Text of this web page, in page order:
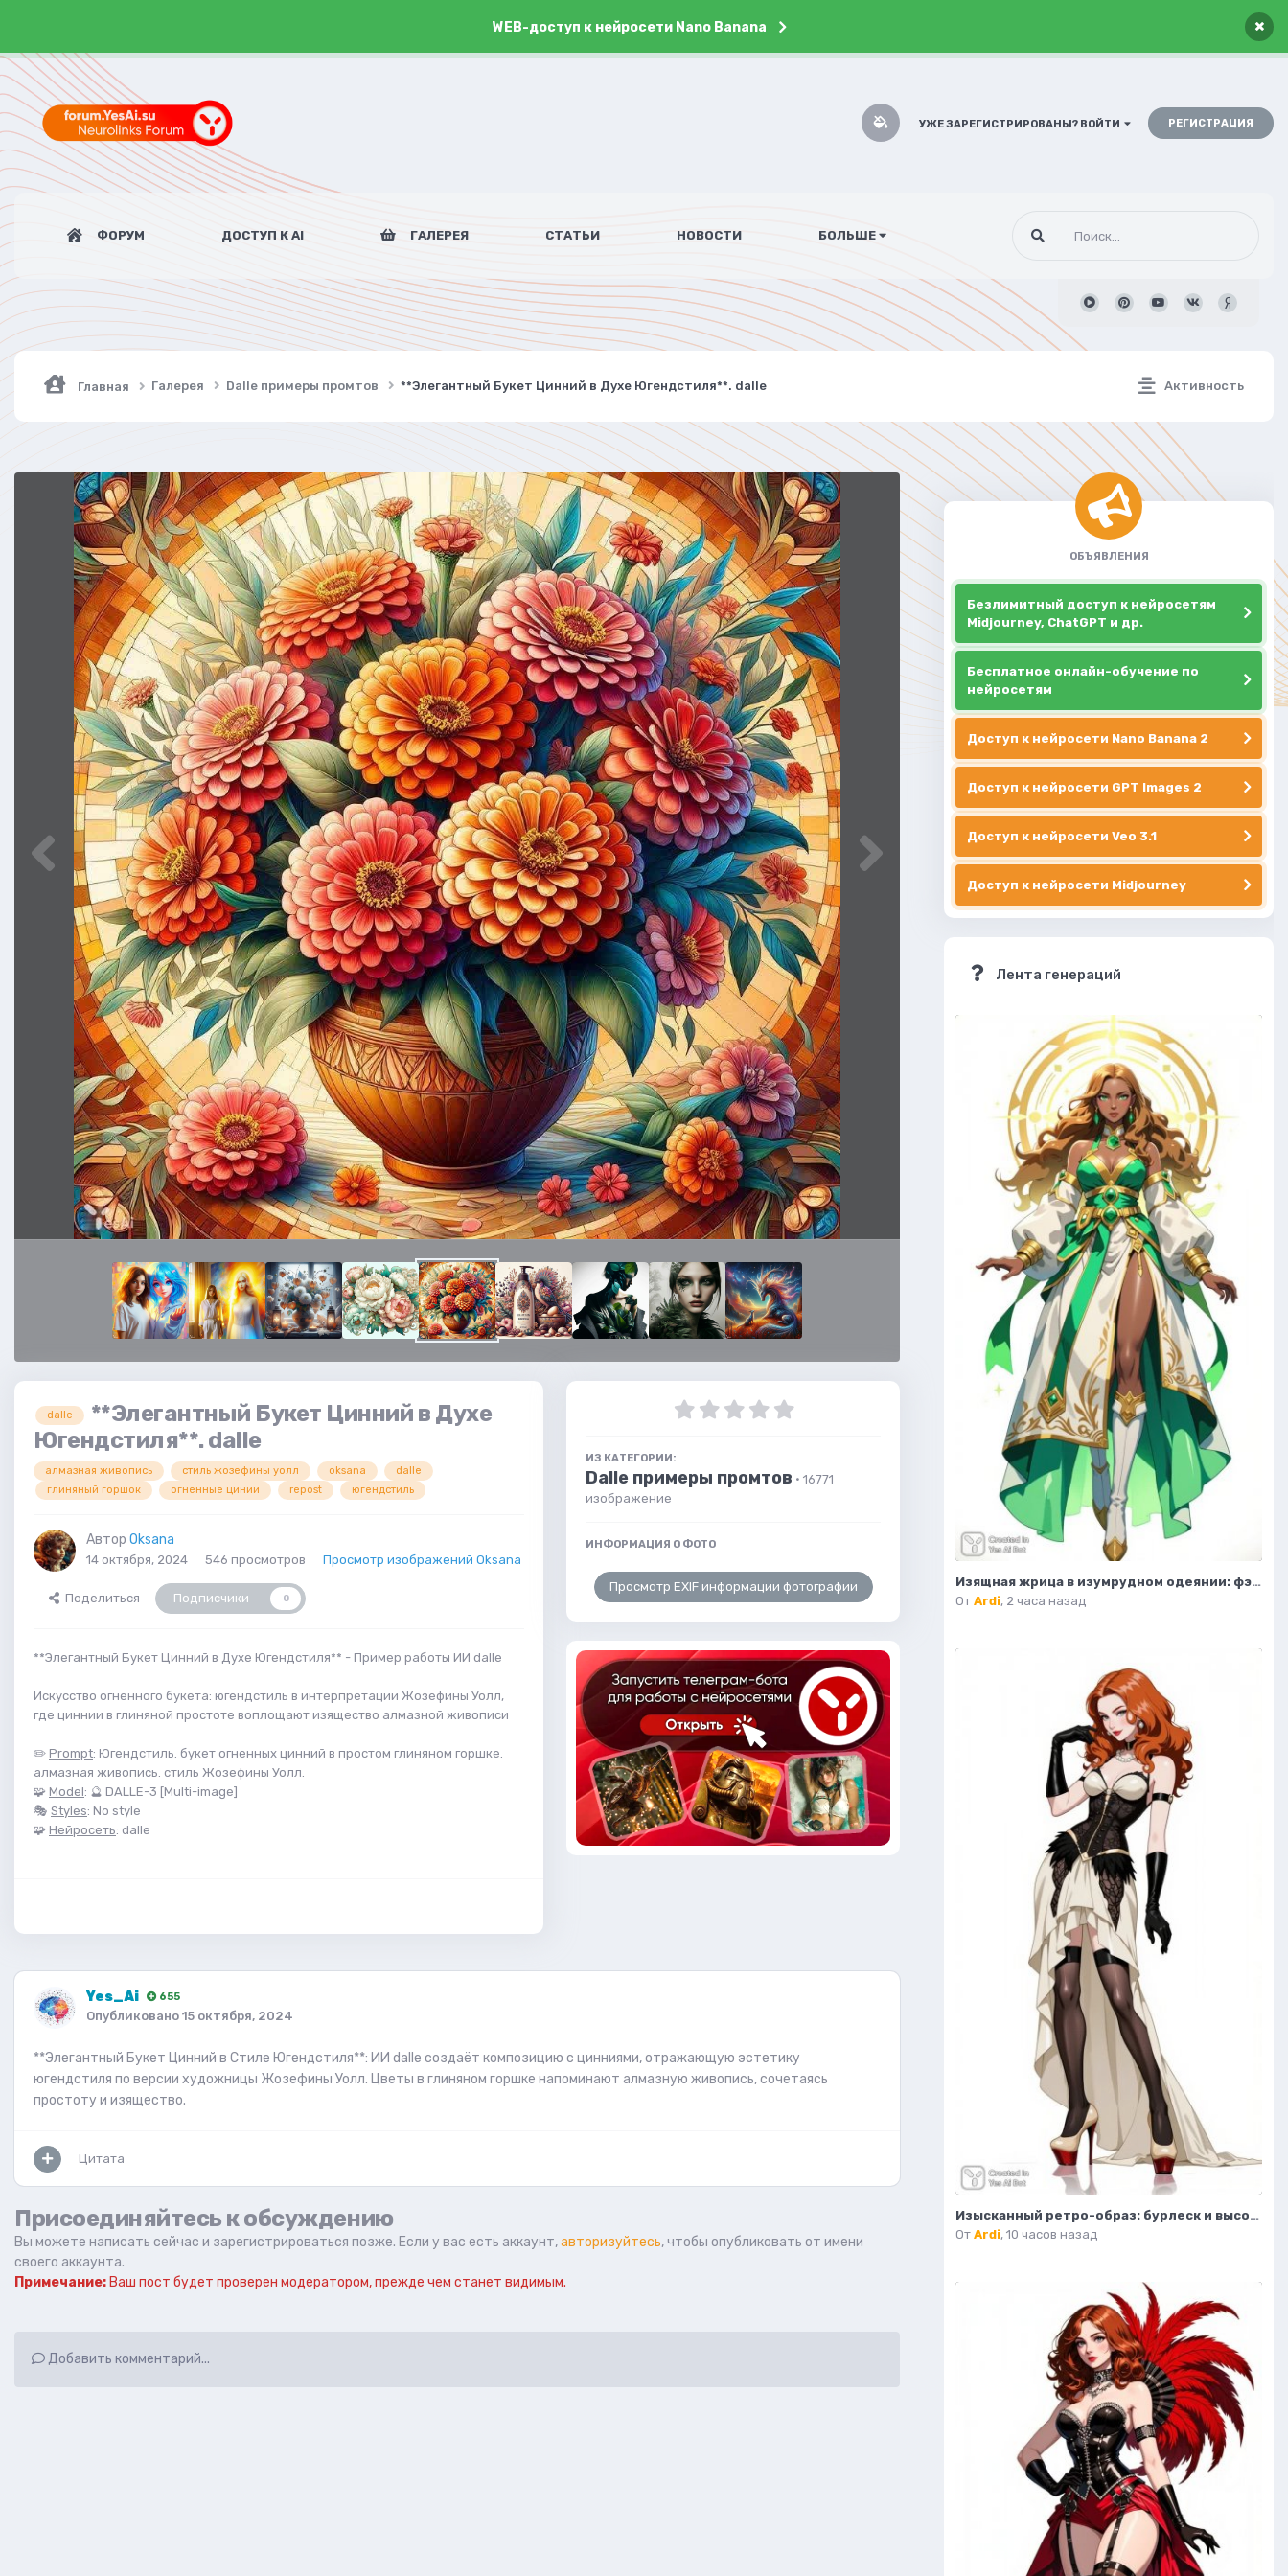
WEB-доступ к нейросети Nano Banana ×
УЖЕ ЗАРЕГИСТРИРОВАНЫ? ВОЙТИ РЕГИСТРАЦИЯ
ФОРУМ ДОСТУП К AI ГАЛЕРЕЯ СТАТЬИ НОВОСТИ БОЛЬШЕ
Активность
Главная Галерея Dalle примеры промтов **Элегантный Букет Цинний в Духе Югендстиля**. dalle
dalle
**Элегантный Букет Цинний в Духе
Югендстиля**. dalle
алмазная живопись стиль жозефины уолл oksana
dalle
глиняный горшок
огненные цинии repost югендстиль
Автор Oksana
14 октября, 2024 546 просмотров Просмотр изображений Oksana
Поделиться Подписчики 0
**Элегантный Букет Цинний в Духе Югендстиля** - Пример работы ИИ dalle
Искусство огненного букета: югендстиль в интерпретации Жозефины Уолл,
где циннии в глиняной простоте воплощают изящество алмазной живописи
✏️ Prompt: Югендстиль. букет огненных цинний в простом глиняном горшке.
алмазная живопись. стиль Жозефины Уолл.
🧩 Model: 🔮 DALLE-3 [Multi-image]
🎭 Styles: No style
🧩 Нейросеть: dalle
ИЗ КАТЕГОРИИ:
Dalle примеры промтов · 16771
изображение
ИНФОРМАЦИЯ О ФОТО
Просмотр EXIF информации фотографии
Yes_Ai 655
Опубликовано 15 октября, 2024
**Элегантный Букет Цинний в Стиле Югендстиля**: ИИ dalle создаёт композицию с цинниями, отражающую эстетику
югендстиля по версии художницы Жозефины Уолл. Цветы в глиняном горшке напоминают алмазную живопись, сочетаясь
простоту и изящество.
Цитата
Присоединяйтесь к обсуждению
Вы можете написать сейчас и зарегистрироваться позже. Если у вас есть аккаунт,авторизуйтесь, чтобы опубликовать от имени
своего аккаунта.
Примечание: Ваш пост будет проверен модератором, прежде чем станет видимым.
Добавить комментарий...
ОБЪЯВЛЕНИЯ
Безлимитный доступ к нейросетям
Midjourney, ChatGPT и др.
Бесплатное онлайн-обучение по
нейросетям
Доступ к нейросети Nano Banana 2
Доступ к нейросети GPT Images 2
Доступ к нейросети Veo 3.1
Доступ к нейросети Midjourney
Лента генераций
Изящная жрица в изумрудном одеянии: фэнтезийный портрет. Картинка из нейронной сети Flux.1
От Ardi, 2 часа назад
Изысканный ретро-образ: бурлеск и высокая мода в деталях. Картинка из нейросети Flux
От Ardi, 10 часов назад